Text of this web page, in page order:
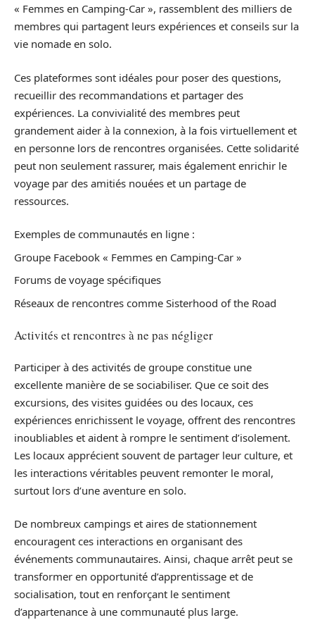
« Femmes en Camping-Car », rassemblent des milliers de
membres qui partagent leurs expériences et conseils sur la
vie nomade en solo.
Ces plateformes sont idéales pour poser des questions,
recueillir des recommandations et partager des
expériences. La convivialité des membres peut
grandement aider à la connexion, à la fois virtuellement et
en personne lors de rencontres organisées. Cette solidarité
peut non seulement rassurer, mais également enrichir le
voyage par des amitiés nouées et un partage de
ressources.
Exemples de communautés en ligne :
Groupe Facebook « Femmes en Camping-Car »
Forums de voyage spécifiques
Réseaux de rencontres comme Sisterhood of the Road
Activités et rencontres à ne pas négliger
Participer à des activités de groupe constitue une
excellente manière de se sociabiliser. Que ce soit des
excursions, des visites guidées ou des locaux, ces
expériences enrichissent le voyage, offrent des rencontres
inoubliables et aident à rompre le sentiment d’isolement.
Les locaux apprécient souvent de partager leur culture, et
les interactions véritables peuvent remonter le moral,
surtout lors d’une aventure en solo.
De nombreux campings et aires de stationnement
encouragent ces interactions en organisant des
événements communautaires. Ainsi, chaque arrêt peut se
transformer en opportunité d’apprentissage et de
socialisation, tout en renforçant le sentiment
d’appartenance à une communauté plus large.